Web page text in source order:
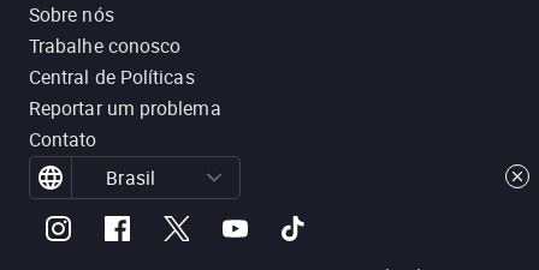
Sobre nós
Trabalhe conosco
Central de Políticas
Reportar um problema
Contato
Brasil